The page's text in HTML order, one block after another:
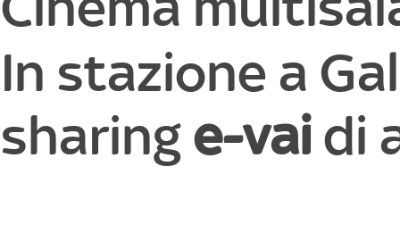
In stazione a
sharinge-vaidi